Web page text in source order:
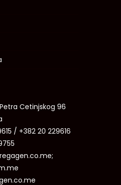
Cetinjskog 96
/ +382 20 229616